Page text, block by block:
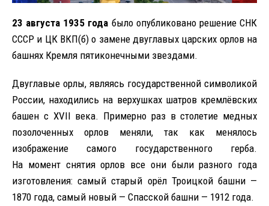
23 августа 1935 года было опубликовано решение СНК
СССР и ЦК ВКП(б) о замене двуглавых царских орлов на
башнях Кремля пятиконечными звездами.
Двуглавые орлы, являясь государственной символикой
России, находились на верхушках шатров кремлёвских
башен с XVII века. Примерно раз в столетие медных
позолоченных орлов меняли, так как менялось
изображение самого государственного герба.
На момент снятия орлов все они были разного года
изготовления: самый старый орёл Троицкой башни —
1870 года, самый новый — Спасской башни — 1912 года.